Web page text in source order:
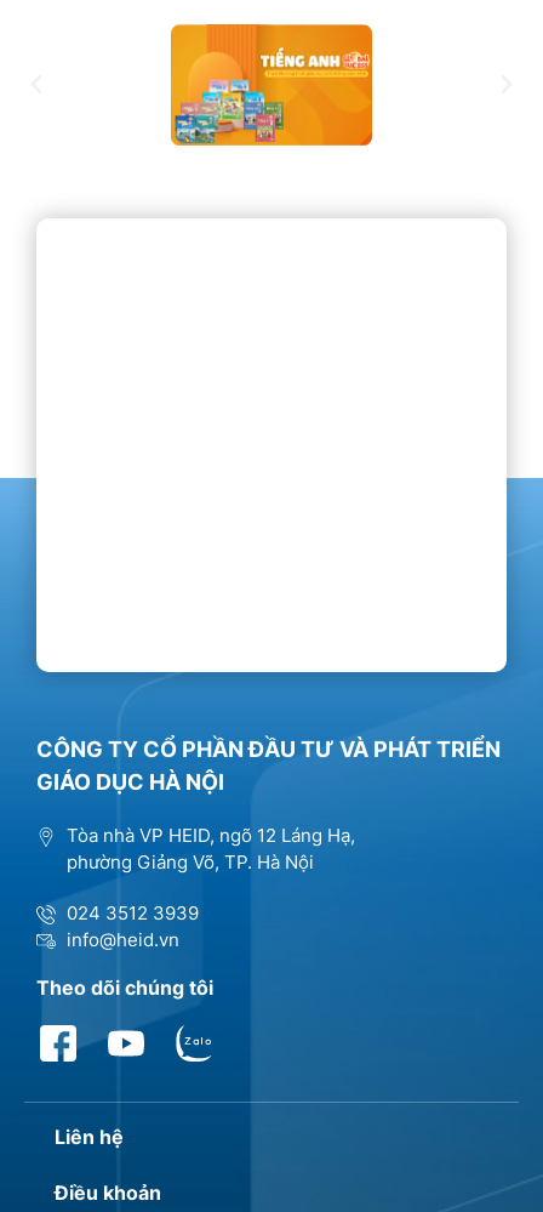
CÔNG TY CỔ PHẦN ĐẦU TƯ VÀ PHÁT TRIỂN
GIÁO DỤC HÀ NỘI
Tòa nhà VP HEID, ngõ 12 Láng Hạ,
phường Giảng Võ, TP. Hà Nội
024 3512 3939
info@heid.vn
Theo dõi chúng tôi
Liên hệ
Điều khoản